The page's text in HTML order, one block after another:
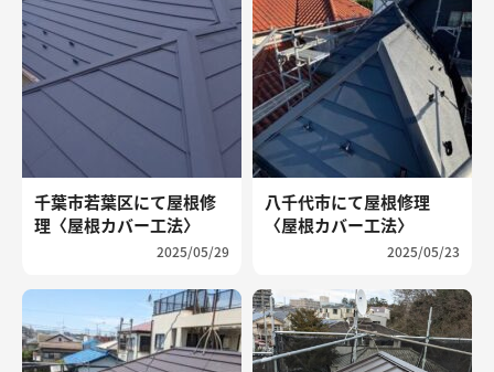
千葉市若葉区にて屋根修
理〈屋根カバー工法〉
2025/05/29
八千代市にて屋根修理
〈屋根カバー工法〉
2025/05/23